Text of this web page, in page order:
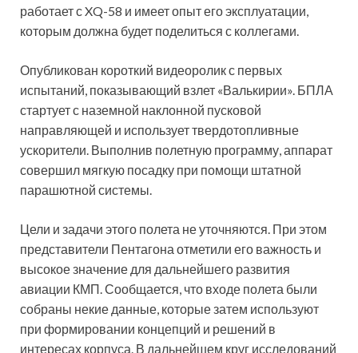
работает с XQ-58 и имеет опыт его эксплуатации,
которым должна будет поделиться с коллегами.
Опубликован короткий видеоролик с первых
испытаний, показывающий взлет «Валькирии». БПЛА
стартует с наземной наклонной пусковой
направляющей и использует твердотопливные
ускорители. Выполнив полетную программу, аппарат
совершил мягкую посадку при помощи штатной
парашютной системы.
Цели и задачи этого полета не уточняются. При этом
представители Пентагона отметили его важность и
высокое значение для дальнейшего развития
авиации КМП. Сообщается, что входе полета были
собраны некие данные, которые затем используют
при формировании концепций и решений в
интересах корпуса. В дальнейшем круг исследований